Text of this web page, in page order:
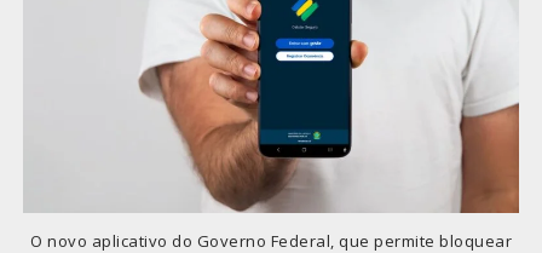
O novo aplicativo do Governo Federal, que permite bloquear